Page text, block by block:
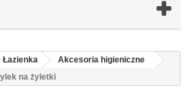
Łazienka
Akcesoria higieniczne
na żyletki